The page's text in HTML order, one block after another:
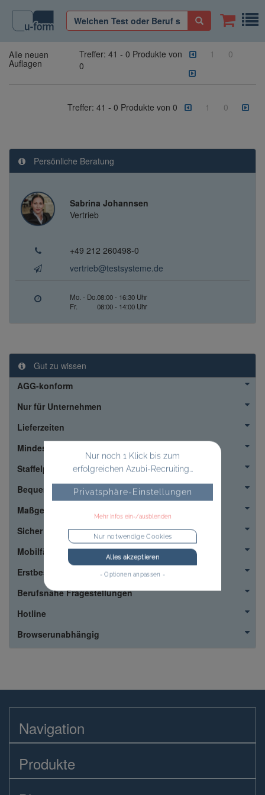
Alle neuen
Auflagen
Treffer:41 -0 Produkte von
0
1 0
Treffer: 41 - 0 Produkte von 0 1 0
Persönliche Beratung
Sabrina Johannsen
Vertrieb
+49 212 260498-0
vertrieb@testsysteme.de
Mo. - Do.08:00 - 16:30 Uhr
Fr.
08:00 - 14:00 Uhr
Gut zu wissen
AGG-konform
Nur für Unternehmen
Lieferzeiten
Mindestbestellmenge
Staffelpreise
Bequem
Maßgeschneidert
Sicher
Mobilfähig
Erstbestellung
Berufsnahe Fragestellungen
Hotline
Browserunabhängig
Navigation
Produkte
Nur noch 1 Klick bis zum
erfolgreichen Azubi-Recruiting...
Privatsphäre-Einstellungen
Mehr Infos ein-/ausblenden
Nur notwendige Cookies
Alles akzeptieren
- Optionen anpassen -